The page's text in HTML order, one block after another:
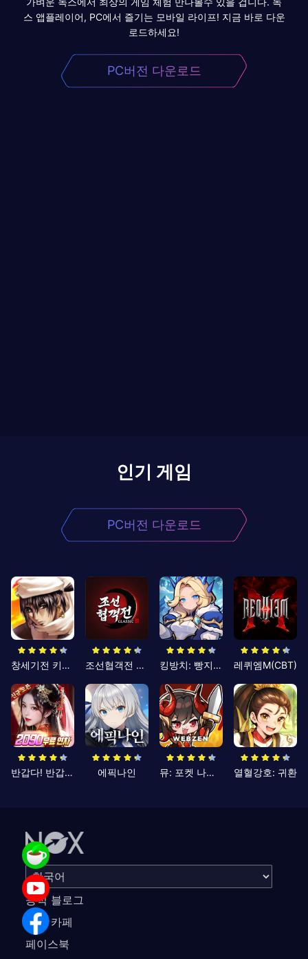
스 앱플레이어, PC에서 즐기는 모바일 라이프! 지금 바로 다운
로드하세요!
PC버전 다운로드
인기 게임
PC버전 다운로드
창세기전 키우기 조선협객전 클래식 킹방치: 빵지의 제왕 레퀴엠M(CBT)
반갑다! 반갑삼국지 에픽나인 뮤: 포켓 나이츠 열혈강호: 귀환
공식 블로그
공식 카페
페이스북